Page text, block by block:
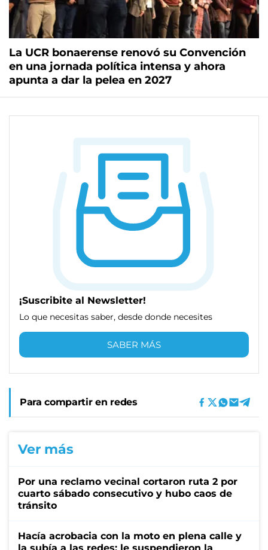
La UCR bonaerense renovó su Convención
en una jornada política intensa y ahora
apunta a dar la pelea en 2027
¡Suscribite al Newsletter!
Lo que necesitas saber, desde donde necesites
SABER MÁS
Para compartir en redes
Ver más
Por una reclamo vecinal cortaron ruta 2 por
cuarto sábado consecutivo y hubo caos de
tránsito
Hacía acrobacia con la moto en plena calle y